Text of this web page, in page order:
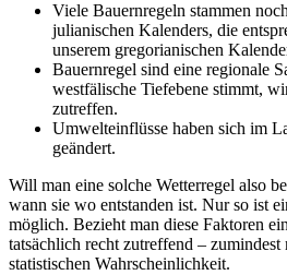
Viele Bauernregeln stammen
julianischen Kalenders, die
unserem gregorianischen
Bauernregel sind eine regionale
westfälische Tiefebene stimmt,
zutreffen.
Umwelteinflüsse haben sich im
geändert.
Will man eine solche Wetterregel also
wann sie wo entstanden ist. Nur so ist
möglich. Bezieht man diese Faktoren
tatsächlich recht zutreffend – zumindest
statistischen Wahrscheinlichkeit.